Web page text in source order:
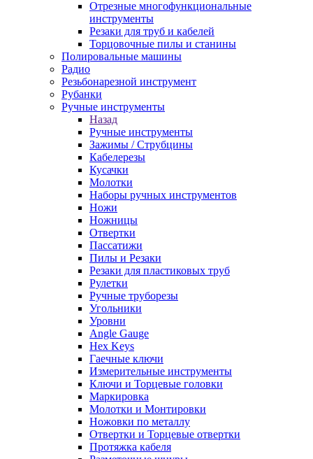
Отрезные многофункциональные
инструменты
Резаки для труб и кабелей
Торцовочные пилы и станины
Полировальные машины
Радио
Резьбонарезной инструмент
Рубанки
Ручные инструменты
Назад
Ручные инструменты
Зажимы / Струбцины
Кабелерезы
Кусачки
Молотки
Наборы ручных инструментов
Ножи
Ножницы
Отвертки
Пассатижи
Пилы и Резаки
Резаки для пластиковых труб
Рулетки
Ручные труборезы
Угольники
Уровни
Angle Gauge
Hex Keys
Гаечные ключи
Измерительные инструменты
Ключи и Торцевые головки
Маркировка
Молотки и Монтировки
Ножовки по металлу
Отвертки и Торцевые отвертки
Протяжка кабеля